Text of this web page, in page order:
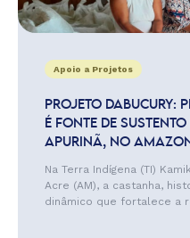
Apoio a Projetos
PROJETO DABUCURY:
É FONTE DE
APURINÃ, NO
Na Terra Indígena (TI)
Acre (AM), a castanha,
dinâmico que fortalece a